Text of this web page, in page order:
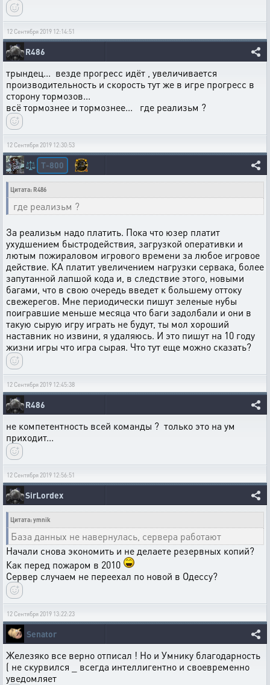
12 Сентября 2019 12:14:51
R486
трындец... везде прогресс идёт , увеличивается
производительность и скорость тут же в игре прогресс в
сторону тормозов...
всё тормознее и тормознее... где реализьм ?
12 Сентября 2019 12:30:53
⚖️ T-800
Цитата: R486
где реализьм ?
За реализьм надо платить. Пока что юзер платит
ухудшением быстродействия, загрузкой оперативки и
лютым пожираловом игрового времени за любое игровое
действие. КА платит увеличением нагрузки сервака, более
запутанной лапшой кода и, в следствие этого, новыми
багами, что в свою очередь введет к большему оттоку
свежерегов. Мне периодически пишут зеленые нубы
поигравшие меньше месяца что баги задолбали и они в
такую сырую игру играть не будут, ты мол хороший
наставник но извини, я удаляюсь. И это пишут на 10 году
жизни игры что игра сырая. Что тут еще можно сказать?
12 Сентября 2019 12:45:38
R486
не компетентность всей команды ? только это на ум
приходит...
12 Сентября 2019 12:56:51
SirLordex
Цитата: ymnik
База данных не навернулась, сервера работают
Начали снова экономить и не делаете резервных копий?
Как перед пожаром в 2010
Сервер случаем не переехал по новой в Одессу?
12 Сентября 2019 13:22:23
Senator
Железяко все верно отписал ! Но и Умнику благодарность
( не скурвился _ всегда интеллигентно и своевременно
уведомляет